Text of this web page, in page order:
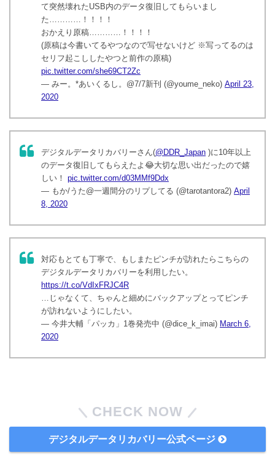
て突然壊れたUSB内のデータ復旧してもらいまし
た…………！！！！
おかえり原稿…………！！！！
(原稿は今書いてるやつなので写せないけど ※写ってるのは
セリフ起こししたやつと前作の原稿)
pic.twitter.com/she69CT2Zc
— みー。*あいくるし。@7/7新刊 (@youme_neko) April 23,
2020
デジタルデータリカバリーさん(@DDR_Japan )に10年以上
のデータ復旧してもらえたよ😂大切な思い出だったので嬉
しい！ pic.twitter.com/d03MMf9Ddx
— もか/うた@一週間分のリプしてる (@tarotantora2) April
8, 2020
対応もとても丁寧で、もしまたピンチが訪れたらこちらの
デジタルデータリカバリーを利用したい。
https://t.co/VdIxFRJC4R
…じゃなくて、ちゃんと細めにバックアップとってピンチ
が訪れないようにしたい。
— 今井大輔「パッカ」1巻発売中 (@dice_k_imai) March 6,
2020
CHECK NOW
デジタルデータリカバリー公式ページ